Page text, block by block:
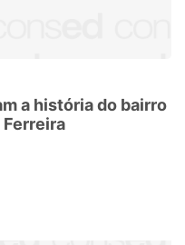
a história do bairro
Ferreira